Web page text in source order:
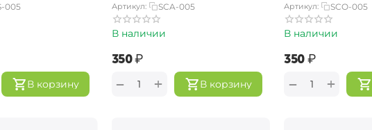
005
В корзину
Артикул: SCA-005
В наличии
‍350‍₽
В корзину
+
−
Артикул: SCO-005
В наличии
‍350‍₽
+
−